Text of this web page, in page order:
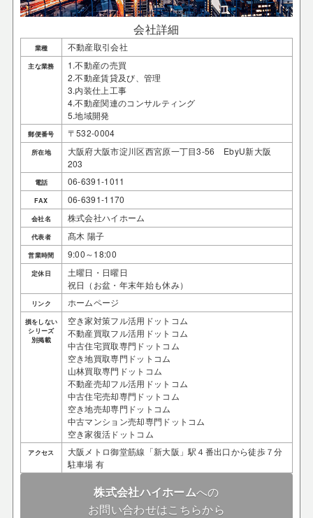
会社詳細
業種 不動産取引会社
主な業務
1.不動産の売買
2.不動産賃貸及び、管理
3.内装仕上工事
4.不動産関連のコンサルティング
5.地域開発
郵便番号 〒532-0004
所在地
大阪府大阪市淀川区西宮原一丁目3-56 EbyU新大阪
203
電話 06-6391-1011
FAX 06-6391-1170
会社名 株式会社ハイホーム
代表者 髙木 陽子
営業時間 9:00～18:00
定休日
土曜日・日曜日
祝日（お盆・年末年始も休み）
リンク ホームページ
損をしない
シリーズ
別掲載
空き家対策フル活用ドットコム
不動産買取フル活用ドットコム
中古住宅買取専門ドットコム
空き地買取専門ドットコム
山林買取専門ドットコム
不動産売却フル活用ドットコム
中古住宅売却専門ドットコム
空き地売却専門ドットコム
中古マンション売却専門ドットコム
空き家復活ドットコム
アクセス
大阪メトロ御堂筋線「新大阪」駅４番出口から徒歩７分
駐車場 有
株式会社ハイホームへの
お問い合わせはこちらから